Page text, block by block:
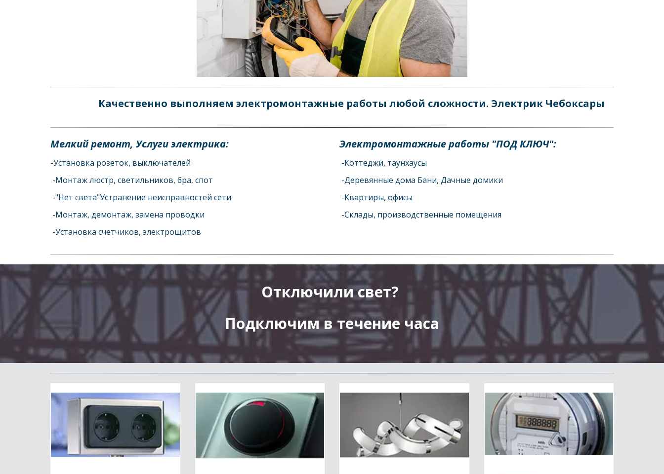
Качественно выполняем электромонтажные работы любой сложности. Электрик Чебоксары
Мелкий ремонт, Услуги электрика:
-Установка розеток, выключателей
-Монтаж люстр, светильников, бра, спот
-"Нет света"Устранение неисправностей сети
-Монтаж, демонтаж, замена проводки
-Установка счетчиков, электрощитов
Электромонтажные работы "ПОД КЛЮЧ":
-Коттеджи, таунхаусы
-Деревянные дома Бани, Дачные домики
-Квартиры, офисы
-Склады, производственные помещения
Отключили свет?
Подключим в течение часа